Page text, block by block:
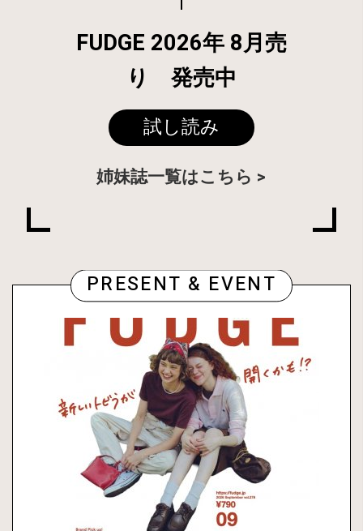
FUDGE 2026年 8月売
り 発売中
試し読み
姉妹誌一覧はこちら
PRESENT & EVENT